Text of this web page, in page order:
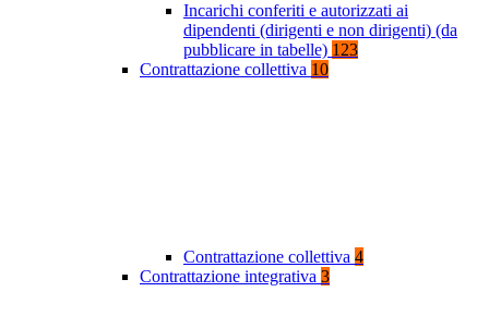
Incarichi conferiti e autorizzati ai
dipendenti (dirigenti e non dirigenti) (da
pubblicare in tabelle) 123
Contrattazione collettiva 10
Contrattazione collettiva 4
Contrattazione integrativa 3